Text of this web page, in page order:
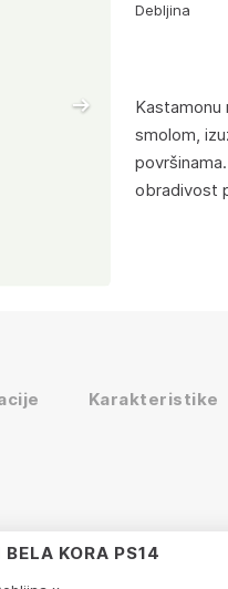
Debljina
Kastamonu
smolom,
obradivost
Karakteristike
KORA PS14